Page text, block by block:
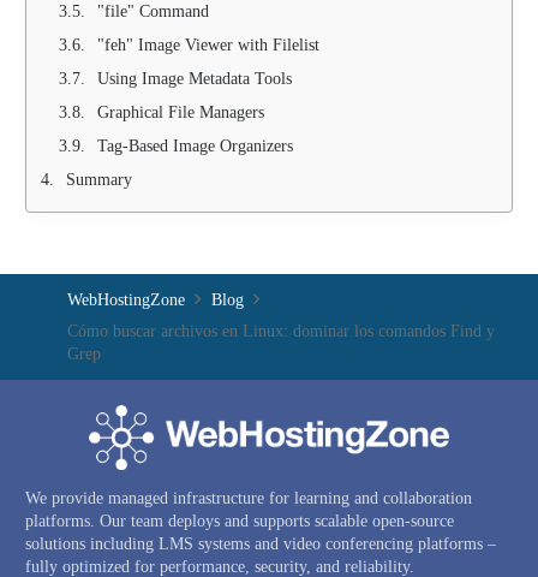
"file" Command
"feh" Image Viewer with Filelist
Using Image Metadata Tools
Graphical File Managers
Tag-Based Image Organizers
Summary
WebHostingZone
Blog
Cómo buscar archivos en Linux: dominar los comandos Find y
Grep
We provide managed infrastructure for learning and collaboration
platforms. Our team deploys and supports scalable open-source
solutions including LMS systems and video conferencing platforms –
fully optimized for performance, security, and reliability.